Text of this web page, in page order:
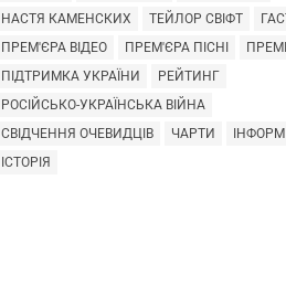
НАСТЯ КАМЕНСКИХ
ТЕЙЛОР СВІФТ
ПРЕМ'ЄРА ВІДЕО
ПРЕМ'ЄРА ПІСНІ
ПІДТРИМКА УКРАЇНИ
РЕЙТИНГ
РОСІЙСЬКО-УКРАЇНСЬКА ВІЙНА
СВІДЧЕННЯ ОЧЕВИДЦІВ
ЧАРТИ
ІСТОРІЯ